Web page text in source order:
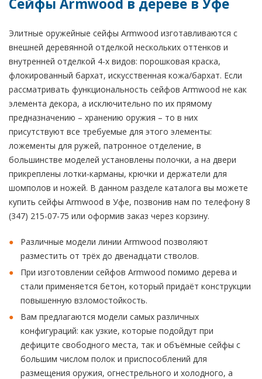
Сейфы Armwood в дереве в Уфе
Элитные оружейные сейфы Armwood изготавливаются с
внешней деревянной отделкой нескольких оттенков и
внутренней отделкой 4-х видов: порошковая краска,
флокированный бархат, искусственная кожа/бархат. Если
рассматривать функциональность сейфов Armwood не как
элемента декора, а исключительно по их прямому
предназначению – хранению оружия – то в них
присутствуют все требуемые для этого элементы:
ложементы для ружей, патронное отделение, в
большинстве моделей установлены полочки, а на двери
прикреплены лотки-карманы, крючки и держатели для
шомполов и ножей. В данном разделе каталога вы можете
купить сейфы Armwood в Уфе, позвонив нам по телефону 8
(347) 215-07-75 или оформив заказ через корзину.
Различные модели линии Armwood позволяют
разместить от трёх до двенадцати стволов.
При изготовлении сейфов Armwood помимо дерева и
стали применяется бетон, который придаёт конструкции
повышенную взломостойкость.
Вам предлагаются модели самых различных
конфигураций: как узкие, которые подойдут при
дефиците свободного места, так и объёмные сейфы с
большим числом полок и приспособлений для
размещения оружия, огнестрельного и холодного, а